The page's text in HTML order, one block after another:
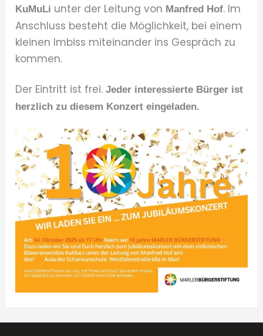
KuMuLi unter der Leitung von Manfred Hof. Im
Anschluss besteht die Möglichkeit, bei einem
kleinen Imbiss miteinander ins Gespräch zu
kommen.
Der Eintritt ist frei.Jeder interessierte Bürger ist
herzlich zu diesem Konzert eingeladen.